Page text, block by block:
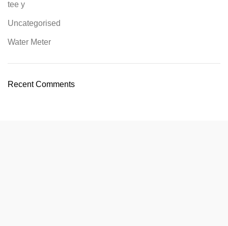
tee y
Uncategorised
Water Meter
Recent Comments